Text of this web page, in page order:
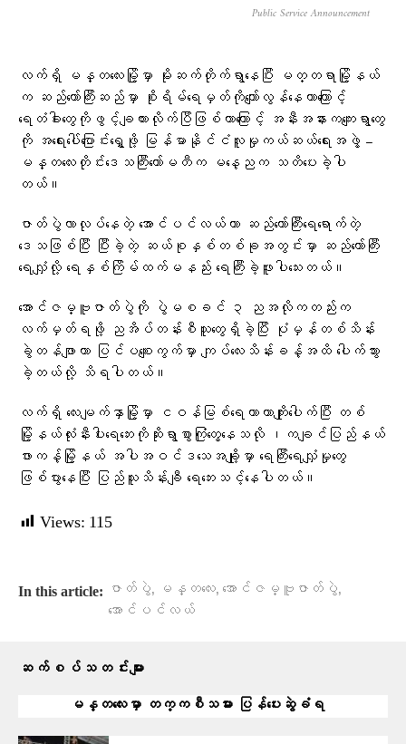
Public Service Announcement
လက်ရှိ မန္တလေးမြို့မှာ မိုးဆက်တိုက်ရွာနေပြီး မတ္တရာမြို့နယ်
က ဆည်တော်ကြီးဆည်မှာ စိုးရိမ်ရေမှတ်ကိုကျော်လွန်နေတာကြောင့်
ရေတံခါးတွေကိုဖွင့်ချထားလိုက်ပြီဖြစ်တာကြောင့် အနီးအနားကကျေးရွာတွေ
ကို အရေးပေါ်ပြောင်းရွှေ့ဖို့ မြန်မာနိုင်ငံလူမှုကယ်ဆယ်ရေးအဖွဲ့ –
မန္တလေးတိုင်းဒေသကြီးကော်မတီက မနေ့ညက သတိပေးခဲ့ပါ
တယ်။
ဇာတ်ပွဲလာလုပ်နေတဲ့ အောင်ပင်လယ်ဟာ ဆည်တော်ကြီးရေရောက်တဲ့
ဒေသဖြစ်ပြီး ပြီးခဲ့တဲ့ ဆယ်စုနှစ်တစ်ခုအတွင်းမှာ ဆည်တော်ကြီး
ရေလျှံလို့ ရေနှစ်ကြိမ်ထက်မနည်း ရေကြီးခဲ့ဖူးပါသေးတယ်။
အောင်ဇမ္ဗူဇာတ်ပွဲကို ပွဲမစခင် ၃ ညအလိုကတည်းက
လက်မှတ်ရဖို့ ညအိပ်တန်းစီသူတွေရှိခဲ့ပြီး ပုံမှန်တစ်သိန်း
ခွဲတန်ဖျာဟာ ပြင်ပစျေးကွက်မှာ ကျပ်လေးသိန်းခန့်အထိ ပေါက်သွား
ခဲ့တယ်လို့ သိရပါတယ်။
လက်ရှိ လေးမျက်နှာမြို့မှာ ငဝန်မြစ်ရေကာတာကျိုးပေါက်ပြီး တစ်
မြို့နယ်လုံးနီးပါးရေဘေးကိုဆိုးရွာစွာကြုံတွေ့နေသလို ၊ကချင်ပြည်နယ်
ဖားကန့်မြို့နယ် အပါအဝင်ဒသေအချို့မှာ ရေကြီးရေလျှံမှုတွေ
ဖြစ်ပွားနေပြီး ပြည်သူသိန်းချီ ရေဘေးသင့်နေပါတယ်။
Views: 115
In this article: ဇာတ်ပွဲ, မန္တလေး, အောင်ဇမ္ဗူဇာတ်ပွဲ,
အောင်ပင်လယ်
ဆက်စပ်သတင်းများ
မန္တလေးမှာ တက္ကစီသမား ပြန်ပေးဆွဲခံရ